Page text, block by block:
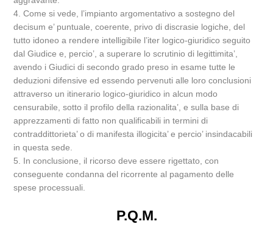
4. Come si vede, l’impianto argomentativo a sostegno del
decisum e’ puntuale, coerente, privo di discrasie logiche, del
tutto idoneo a rendere intelligibile l’iter logico-giuridico seguito
dal Giudice e, percio’, a superare lo scrutinio di legittimita’,
avendo i Giudici di secondo grado preso in esame tutte le
deduzioni difensive ed essendo pervenuti alle loro conclusioni
attraverso un itinerario logico-giuridico in alcun modo
censurabile, sotto il profilo della razionalita’, e sulla base di
apprezzamenti di fatto non qualificabili in termini di
contraddittorieta’ o di manifesta illogicita’ e percio’ insindacabili
in questa sede.
5. In conclusione, il ricorso deve essere rigettato, con
conseguente condanna del ricorrente al pagamento delle
spese processuali.
P.Q.M.